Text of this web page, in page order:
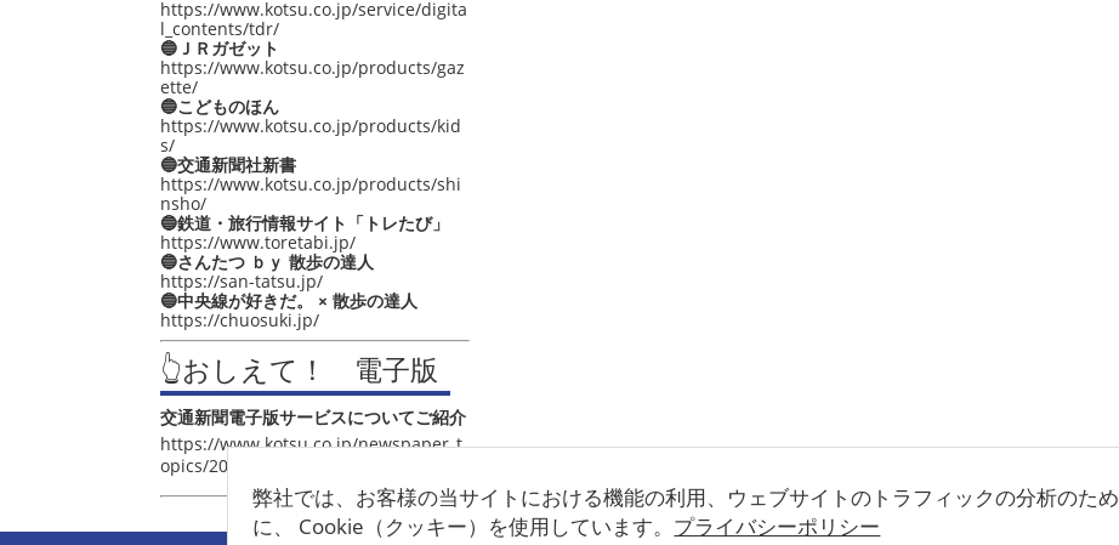
弊社では、お客様の当サイトにおける機能の利用、ウェブサイトのトラフィックの分析のため
に、 Cookie（クッキー）を使用しています。 プライバシーポリシー
https://www.kotsu.co.jp/service/digita
l_contents/tdr/
🔵ＪＲガゼット
https://www.kotsu.co.jp/products/gaz
ette/
🔵こどものほん
https://www.kotsu.co.jp/products/kid
s/
🔵交通新聞社新書
https://www.kotsu.co.jp/products/shi
nsho/
🔵鉄道・旅行情報サイト「トレたび」
https://www.toretabi.jp/
🔵さんたつ ｂｙ 散歩の達人
https://san-tatsu.jp/
🔵中央線が好きだ。 × 散歩の達人
https://chuosuki.jp/
👆おしえて！ 電子版
交通新聞電子版サービスについてご紹介
https://www.kotsu.co.jp/newspaper_t
opics/2021/post_4048.html